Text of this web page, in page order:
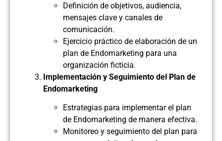
Definición de objetivos, audiencia,
mensajes clave y canales de
comunicación.
Ejercicio práctico de elaboración de un
plan de Endomarketing para una
organización ficticia.
Implementación y Seguimiento del Plan de
Endomarketing
Estrategias para implementar el plan
de Endomarketing de manera efectiva.
Monitoreo y seguimiento del plan para